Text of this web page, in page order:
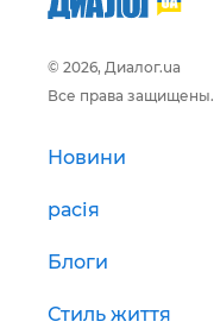
© 2026, Диалог.ua
Все права защищены.
Новини
расія
Блоги
Стиль життя